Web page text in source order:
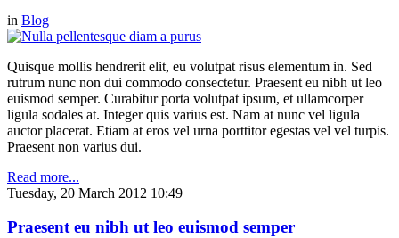
in Blog
Quisque mollis hendrerit elit, eu volutpat risus elementum in. Sed
rutrum nunc non dui commodo consectetur. Praesent eu nibh ut leo
euismod semper. Curabitur porta volutpat ipsum, et ullamcorper
ligula sodales at. Integer quis varius est. Nam at nunc vel ligula
auctor placerat. Etiam at eros vel urna porttitor egestas vel vel turpis.
Praesent non varius dui.
Read more...
Tuesday, 20 March 2012 10:49
Praesent eu nibh ut leo euismod semper